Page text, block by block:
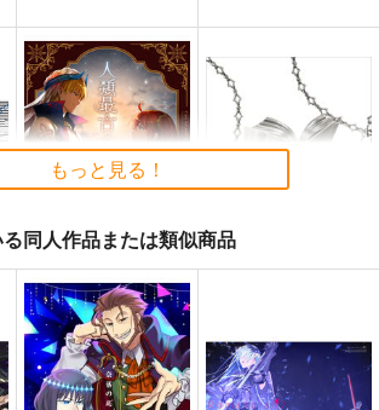
人類最古と人類最後 I
壱番地
2,860円（税込）
Fate/Grand Order
TYPE-MOON
2,200円（税込）
もっと見る！
同人作品または類似商品